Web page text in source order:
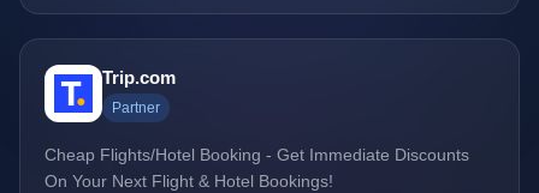
Trip.com
Partner
Cheap Flights/Hotel Booking - Get Immediate Discounts
On Your Next Flight & Hotel Bookings!